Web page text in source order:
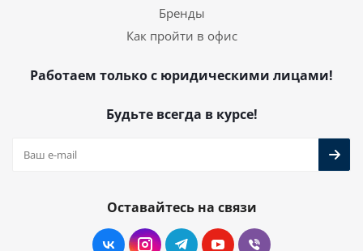
Бренды
Как пройти в офис
Работаем только с юридическими лицами!
Будьте всегда в курсе!
Оставайтесь на связи